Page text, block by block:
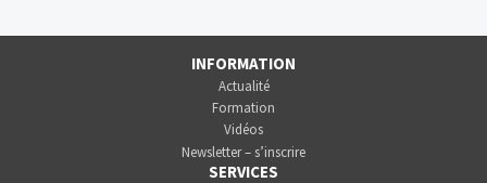
INFORMATION
Actualité
Formation
Vidéos
Newsletter – s’inscrire
SERVICES